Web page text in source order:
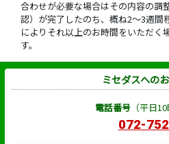
合わせが必要な場合はその内容の調
認）が完了したのち、概ね2～3週間
によりそれ以上のお時間をいただく
す。
ミセダスへの
電話番号（平日10
072-